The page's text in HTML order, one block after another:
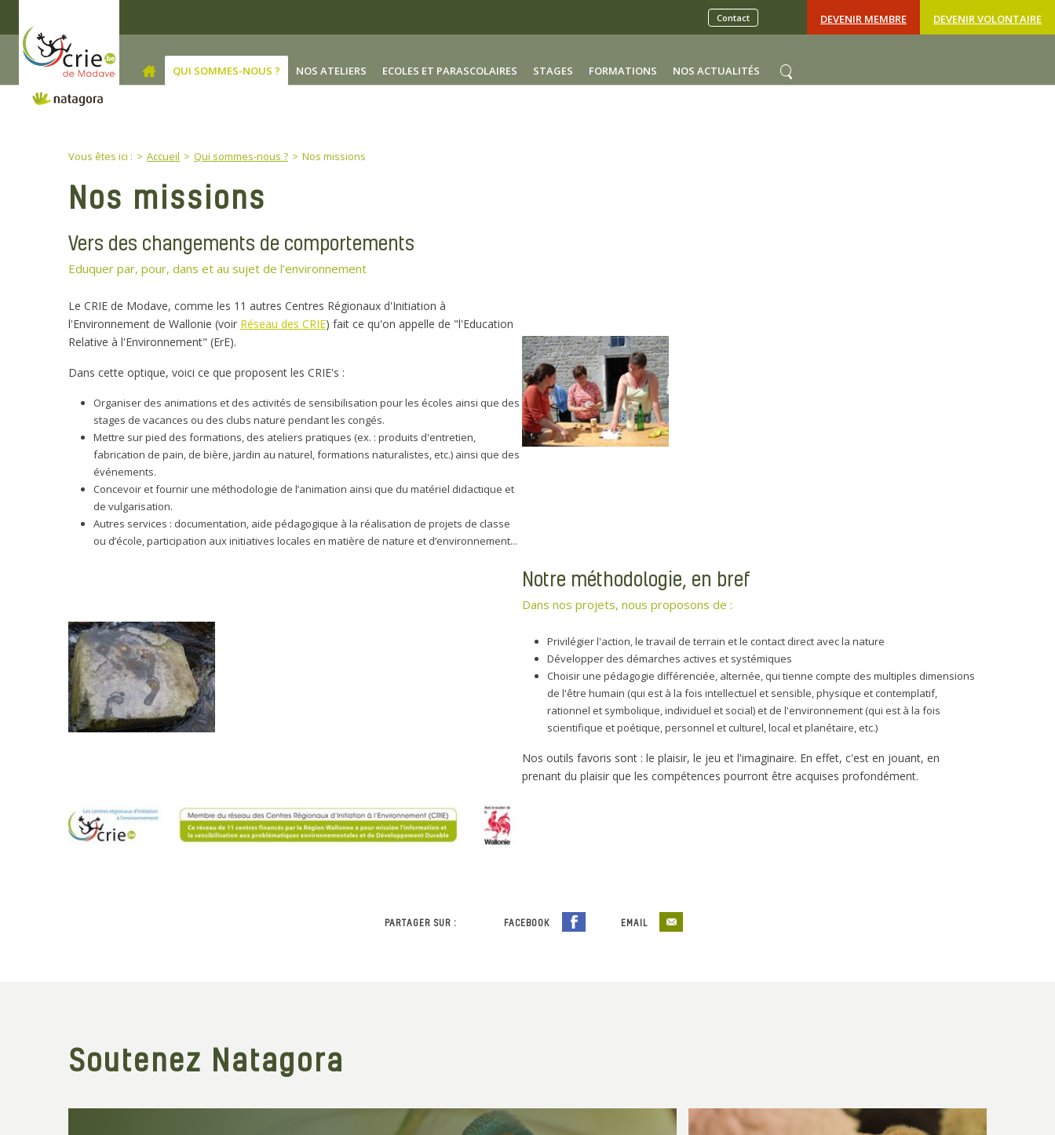
DEVENIR MEMBRE DEVENIR VOLONTAIRE
Contact
QUI SOMMES-NOUS ? NOS ATELIERS ECOLES ET PARASCOLAIRES STAGES FORMATIONS NOS ACTUALITÉS
Vous êtes ici : Accueil Qui sommes-nous ? Nos missions
Nos missions
Vers des changements de comportements
Eduquer par, pour, dans et au sujet de l'environnement
Le CRIE de Modave, comme les 11 autres Centres Régionaux d'Initiation à
l'Environnement de Wallonie (voir Réseau des CRIE) fait ce qu'on appelle de "l'Education
Relative à l'Environnement" (ErE).
Dans cette optique, voici ce que proposent les CRIE's :
Organiser des animations et des activités de sensibilisation pour les écoles ainsi que des
stages de vacances ou des clubs nature pendant les congés.
Mettre sur pied des formations, des ateliers pratiques (ex. : produits d'entretien,
fabrication de pain, de bière, jardin au naturel, formations naturalistes, etc.) ainsi que des
événements.
Concevoir et fournir une méthodologie de l’animation ainsi que du matériel didactique et
de vulgarisation.
Autres services : documentation, aide pédagogique à la réalisation de projets de classe
ou d’école, participation aux initiatives locales en matière de nature et d’environnement...
Notre méthodologie, en bref
Dans nos projets, nous proposons de :
Privilégier l'action, le travail de terrain et le contact direct avec la nature
Développer des démarches actives et systémiques
Choisir une pédagogie différenciée, alternée, qui tienne compte des multiples dimensions
de l'être humain (qui est à la fois intellectuel et sensible, physique et contemplatif,
rationnel et symbolique, individuel et social) et de l'environnement (qui est à la fois
scientifique et poétique, personnel et culturel, local et planétaire, etc.)
Nos outils favoris sont : le plaisir, le jeu et l'imaginaire. En effet, c'est en jouant, en
prenant du plaisir que les compétences pourront être acquises profondément.
PARTAGER SUR : FACEBOOK EMAIL
Soutenez Natagora